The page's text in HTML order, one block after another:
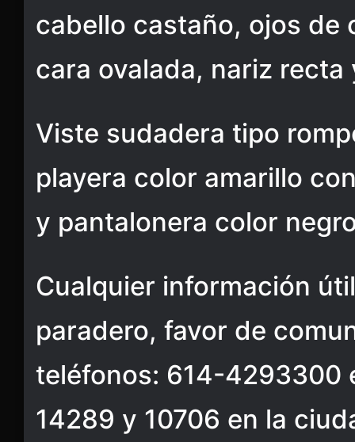
cabello castaño, ojos de
cara ovalada, nariz
Viste sudadera tipo
playera color amarillo
y pantalonera color
Cualquier información
paradero, favor de
teléfonos: 614-4293300
14289 y 10706 en la